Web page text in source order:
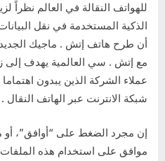
للهواتف النقالة في العالم نظراً
الذكية المستخدمة في نقل
أن طرح هاتف إتش . ماجيك الجديد
مع إتش . سي العالمية يهدف إلى
عملاء الشركة الذين يبدون اهتماما
شبكة الانترنت عبر الهاتف النقال .
إن مجرد الضغط على “أوافق”، أو
موافق على استخدام هذه الملفات.